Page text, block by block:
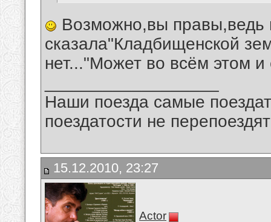
Возможно,вы правы,ведь
сказала"Кладбищенской
нет..."Может во всём этом и
Наши поезда самые
поездатости не
15.12.2010, 23:27
Actor